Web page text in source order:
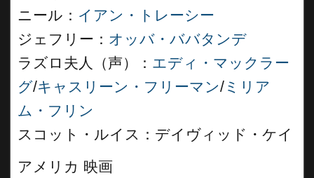
ニール： イアン・トレーシー
ジェフリー： オッバ・ババタンデ
ラズロ夫人（声）： エディ・マックラー
グ/キャスリーン・フリーマン/ ミリア
ム・フリン
スコット・ルイス：デイヴィッド・ケイ
アメリカ 映画